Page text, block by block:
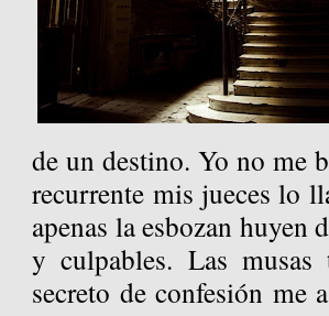
de un destino. Yo no me
recurrente mis jueces lo
apenas la esbozan huyen
y culpables. Las
secreto de confesión me